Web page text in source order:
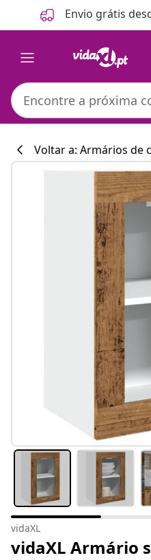
Anterior
Seguinte Envio grátis
Voltar a: Armários de
vidaXL
vidaXL Armário